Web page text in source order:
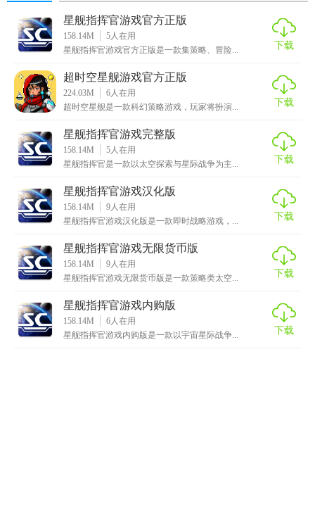
星舰指挥官游戏官方正版
158.14M 5 人在用
星舰指挥官游戏官方正版是一款集策略、冒险...
下载
超时空星舰游戏官方正版
224.03M 6 人在用
超时空星舰是一款科幻策略游戏，玩家将扮演...
下载
星舰指挥官游戏完整版
158.14M 5 人在用
星舰指挥官是一款以太空探索与星际战争为主...
下载
星舰指挥官游戏汉化版
158.14M 9 人在用
星舰指挥官游戏汉化版是一款即时战略游戏，...
下载
星舰指挥官游戏无限货币版
158.14M 9 人在用
星舰指挥官游戏无限货币版是一款策略类太空...
下载
星舰指挥官游戏内购版
158.14M 6 人在用
星舰指挥官游戏内购版是一款以宇宙星际战争...
下载